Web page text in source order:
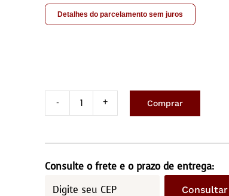
Detalhes do parcelamento sem juros
2,0x2,5m
-
Quadriculado
Comprar
Consulte o frete e o prazo de entrega:
Consultar